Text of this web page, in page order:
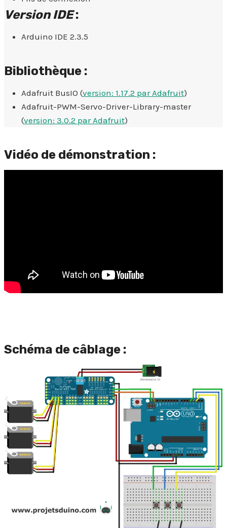
Version IDE:
Arduino IDE 2.3.5
Bibliothèque :
Adafruit BusIO (version: 1.17.2 par Adafruit)
Adafruit-PWM-Servo-Driver-Library-master
(version: 3.0.2 par Adafruit)
Vidéo de démonstration :
Schéma de câblage :